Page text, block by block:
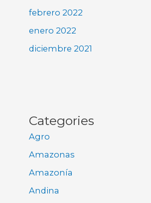
febrero 2022
enero 2022
diciembre 2021
Categories
Agro
Amazonas
Amazonía
Andina